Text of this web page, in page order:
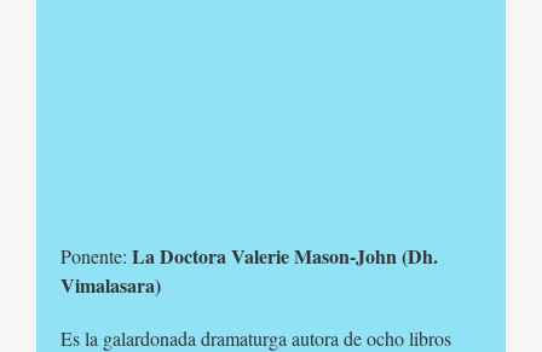
Ponente: La Doctora Valerie Mason-John (Dh.
Vimalasara)
Es la galardonada dramaturga autora de ocho libros